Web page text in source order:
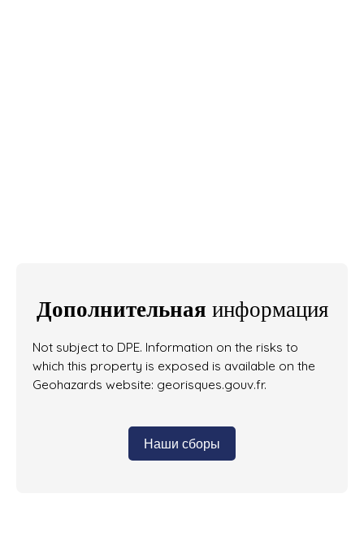
Дополнительная информация
Not subject to DPE. Information on the risks to
which this property is exposed is available on the
Geohazards website: georisques.gouv.fr.
Наши сборы